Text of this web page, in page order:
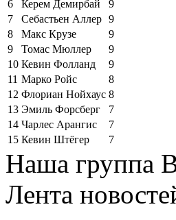
6
Керем Демирбай
9
7
Себастьен Аллер 9
8
Макс Крузе
9
9
Томас Мюллер
9
10 Кевин Фолланд
9
11 Марко Ройс
8
12 Флориан Нойхаус 8
13 Эмиль Форсберг
7
14 Чарлес Арангис
7
15 Кевин Штёгер 7
Наша группа
Лента